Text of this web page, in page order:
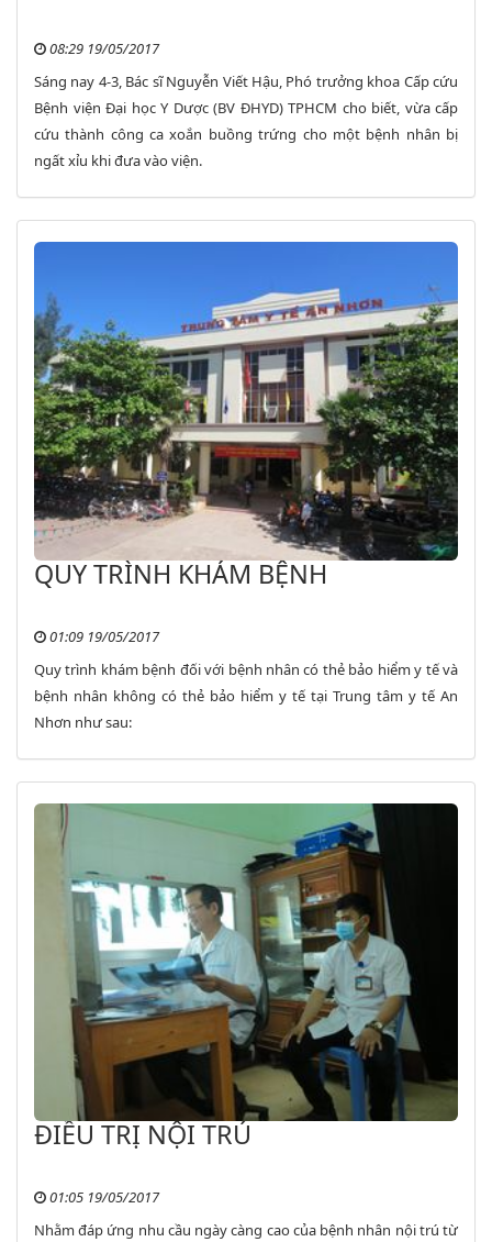
08:29 19/05/2017
Sáng nay 4-3, Bác sĩ Nguyễn Viết Hậu, Phó trưởng khoa Cấp cứu
Bệnh viện Đại học Y Dược (BV ĐHYD) TPHCM cho biết, vừa cấp
cứu thành công ca xoắn buồng trứng cho một bệnh nhân bị
ngất xỉu khi đưa vào viện.
QUY TRÌNH KHÁM BỆNH
01:09 19/05/2017
Quy trình khám bệnh đối với bệnh nhân có thẻ bảo hiểm y tế và
bệnh nhân không có thẻ bảo hiểm y tế tại Trung tâm y tế An
Nhơn như sau:
ĐIỀU TRỊ NỘI TRÚ
01:05 19/05/2017
Nhằm đáp ứng nhu cầu ngày càng cao của bệnh nhân nội trú từ